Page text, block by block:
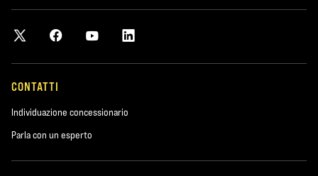
CONTATTI
Individuazione concessionario
Parla con un esperto